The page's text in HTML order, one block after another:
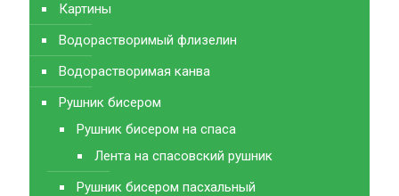
Картины
Водорастворимый флизелин
Водорастворимая канва
Рушник бисером
Рушник бисером на спаса
Лента на спасовский рушник
Рушник бисером пасхальный